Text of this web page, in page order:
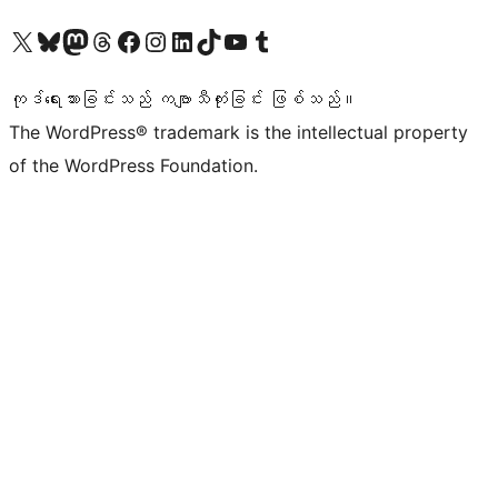
ကျွန်ုပ်တို့၏ X (ယခင် Twitter) အကောင့်သို့ သွားရောက်ကြည့်ရှုပါကျွန်ုပ်တို့၏ Bluesky အကောင့်သို့ ဝင်ရောက်ကြည့်ရှုရန်
ကျွန်ုပ်တို့၏ Mastodon အကောင့်သို့ သွားရောက်ကြည့်ရှုပါကျွန်ုပ်တို့၏ Threads အကောင့်သို့ ဝင်ရောက်ကြည့်ရှုရန်
ကျွန်ုပ်တို့၏ Facebook စာမျက်နှာသို့ သွားရောက်ကြည့်ရှုပါကျွန်ုပ်တို့၏ Instagram အကောင့်သို့ သွားရောက်ကြည့်ရှုပါ ကျွန်ုပ်တို့၏ LinkedIn အကောင့်သို့ သွားရောက်ကြည့်ရှုပါကျွန်ုပ်တို့၏ TikTok အကောင့်သို့ ဝင်ရောက်ကြည့်ရှုရန်
ကျွန်ုပ်တို့၏ YouTube ချန်နယ်သို့ သွားရောက်ကြည့်ရှုပါ ကျွန်ုပ်တို့၏ Tumblr အကောင့်သို့ ဝင်ရောက်ကြည့်ရှုရန်
ကုဒ်ရေးသားခြင်းသည် ကဗျာသီကုံးခြင်း ဖြစ်သည်။
The WordPress® trademark is the intellectual property
of the WordPress Foundation.